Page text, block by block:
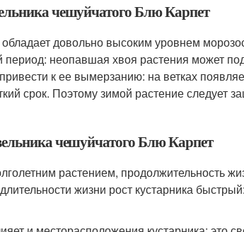
чешуйчатого Блю Карпет
довольно высоким уровнем
неопавшая хвоя растения может
к ее вымерзанию: на ветках
срок. Поэтому зимой растение
чешуйчатого Блю Карпет
растением, продолжительность
жизни рост кустарника